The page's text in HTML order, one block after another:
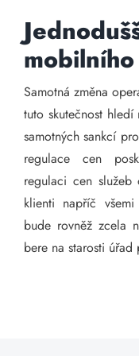
Samotná změna
tuto skutečnost
samotných sankcí
regulace cen
regulaci cen služeb
klienti napříč
bude rovněž zcela
bere na starosti